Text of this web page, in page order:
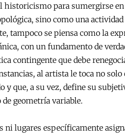
historicismo para sumergirse
sino como una
tampoco se piensa como la
con un fundamento de
contingente que debe
al artista le toca no
y que, a su vez, define su
geometría variable.
lugares específicamente